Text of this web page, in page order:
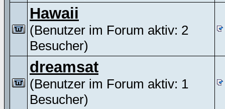
Hawaii
(Benutzer im Forum aktiv: 2
Besucher)
dreamsat
(Benutzer im Forum aktiv: 1
Besucher)